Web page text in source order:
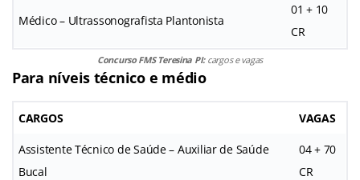
Médico – Ultrassonografista Plantonista
01 + 10
CR
Concurso FMS Teresina PI:cargos e vagas
Para níveis técnico e médio
CARGOS VAGAS
Assistente Técnico de Saúde – Auxiliar de Saúde
Bucal
04 + 70
CR